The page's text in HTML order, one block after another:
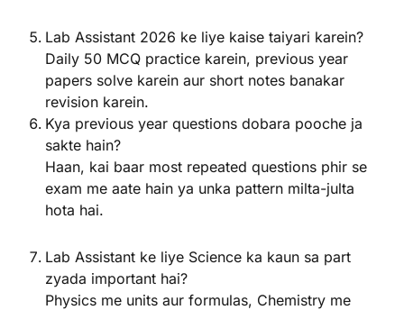
Lab Assistant 2026 ke liye kaise taiyari karein?
Daily 50 MCQ practice karein, previous year
papers solve karein aur short notes banakar
revision karein.
Kya previous year questions dobara pooche ja
sakte hain?
Haan, kai baar most repeated questions phir se
exam me aate hain ya unka pattern milta-julta
hota hai.
Lab Assistant ke liye Science ka kaun sa part
zyada important hai?
Physics me units aur formulas, Chemistry me